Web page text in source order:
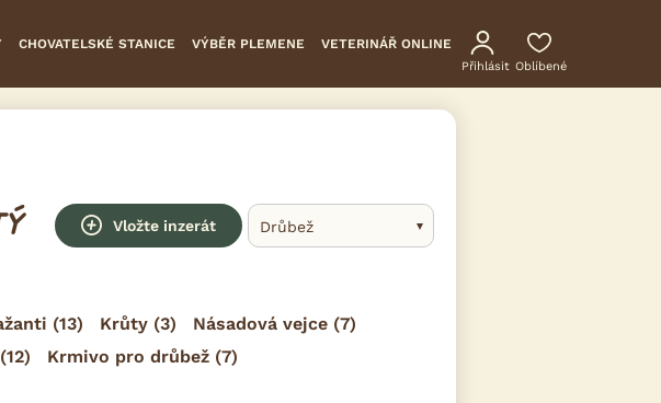
CHOVATELSKÉ STANICE VÝBĚR PLEMENE VETERINÁŘ ONLINE
Přihlásit Oblíbené
Vložte inzerát Drůbež
(13) Krůty (3) Násadová vejce (7)
(12) Krmivo pro drůbež (7)